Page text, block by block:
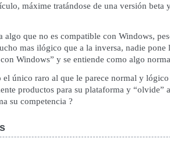
máxime tratándose de una versión beta
algo que no es compatible con Windows,
mas ilógico que a la inversa, nadie pone
Windows” y se entiende como algo
el único raro al que le parece normal y
productos para su plataforma y “olvide”
su competencia ?